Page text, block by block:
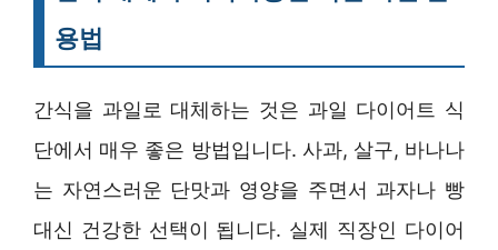
용법
간식을 과일로 대체하는 것은 과일 다이어트 식
단에서 매우 좋은 방법입니다. 사과, 살구, 바나나
는 자연스러운 단맛과 영양을 주면서 과자나 빵
대신 건강한 선택이 됩니다. 실제 직장인 다이어